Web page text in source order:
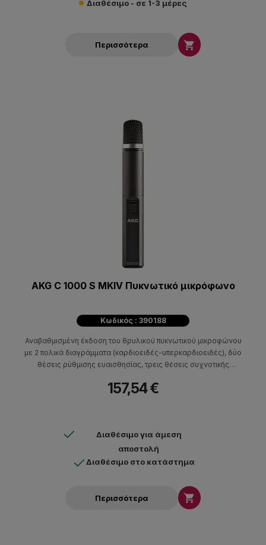
Διαθέσιμο - σε 1-3 μέρες
Περισσότερα 
AKG C 1000 S MKIV Πυκνωτικό μικρόφωνο
Κωδικός : 390188
Αναβαθμισμένη έκδοση του θρυλικού πυκνωτικού μικροφώνου
με 2 πολικά διαγράμματα (καρδιοειδές-υπερκαρδιοειδές), δύο
θέσεις ρύθμισης ευαισθησίας, τρεις θέσεις συχνοτικής
157,54 €
Διαθέσιμο για άμεση
αποστολή
Διαθέσιμο στο κατάστημα
Περισσότερα 